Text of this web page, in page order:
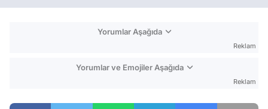
Yorumlar Aşağıda
Reklam
Yorumlar ve Emojiler Aşağıda
Reklam